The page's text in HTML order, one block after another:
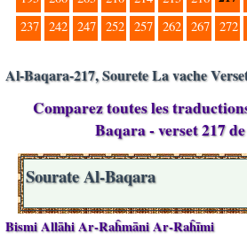
237 242 247 252 257 262 267 272
Al-Baqara-217, Sourete La vache
Comparez toutes les
Baqara - verset 217
Sourate Al-Baqara
Bismi Allāhi Ar-Raĥmāni Ar-Raĥīmi